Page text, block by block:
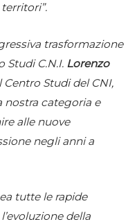
trasformazione
Studi C.N.I. Lorenzo
Studi del CNI,
nostra categoria e
alle nuove
negli anni a
tutte le rapide
della